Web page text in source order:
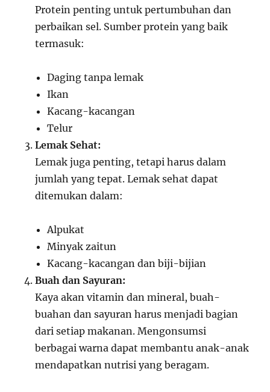
Protein penting untuk pertumbuhan dan
perbaikan sel. Sumber protein yang baik
termasuk:
Daging tanpa lemak
Ikan
Kacang-kacangan
Telur
Lemak Sehat:
Lemak juga penting, tetapi harus dalam
jumlah yang tepat. Lemak sehat dapat
ditemukan dalam:
Alpukat
Minyak zaitun
Kacang-kacangan dan biji-bijian
Buah dan Sayuran:
Kaya akan vitamin dan mineral, buah-
buahan dan sayuran harus menjadi bagian
dari setiap makanan. Mengonsumsi
berbagai warna dapat membantu anak-anak
mendapatkan nutrisi yang beragam.